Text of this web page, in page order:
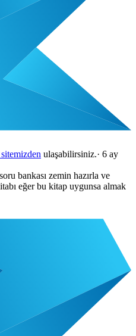
ulaşabilirsiniz.· 6 ay
bankası zemin hazırla ve
eğer bu kitap uygunsa almak